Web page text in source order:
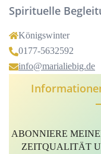
Spirituelle
Königswinter
0177-5632592
info@marialiebig.de
ABONNIERE
ZEITQUALITÄT